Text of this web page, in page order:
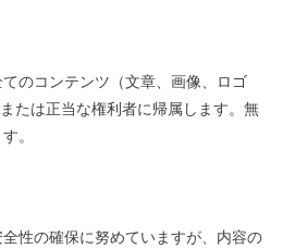
のコンテンツ（文章、画像、ロゴ
たは正当な権利者に帰属します。無
。
性の確保に努めていますが、内容の